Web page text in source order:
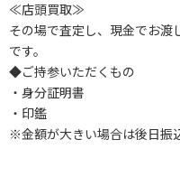
≪店頭買取≫
その場で査定し、現金でお渡
です。
◆ご持参いただくもの
・身分証明書
・印鑑
※金額が大きい場合は後日振